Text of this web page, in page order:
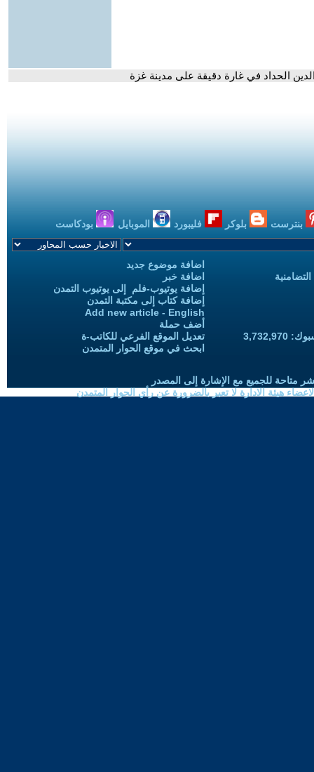
الحداد في غارة دقيقة على مدينة غزة
بنترست بلوكر فليبورد الموبايل بودكاست
اضافة موضوع جديد
اضافة خبر
إضافة يوتيوب-فلم إلى يوتيوب التمدن
إضافة كتاب إلى مكتبة التمدن
Add new article - English
أضف حملة
تعديل الموقع الفرعي للكاتب-ة
ابحث في موقع الحوار المتمدن
متاحة للجميع مع الإشارة إلى المصدر
هيئة الادارة لا تعبر بالضرورة عن رأي الحوار المتمدن